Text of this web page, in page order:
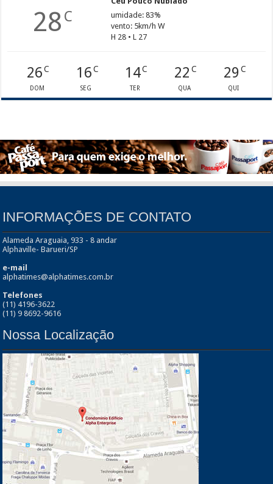
28 C
umidade: 83%
vento: 5km/h W
H 28 • L 27
26C
DOM
16C
SEG
14C
TER
22 C
QUA
29C
QUI
INFORMAÇÕES DE CONTATO
Alameda Araguaia, 933 - 8 andar
Alphaville- Barueri/SP
e-mail
alphatimes@alphatimes.com.br
Telefones
(11) 4196-3622
(11) 9 8692-9616
Nossa Localização